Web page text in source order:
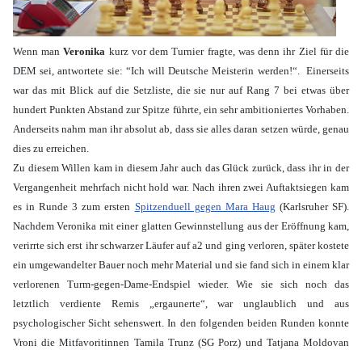
Wenn manVeronika kurz vor dem Turnier fragte, was denn ihr Ziel für die
DEM sei, antwortete sie: “Ich will Deutsche Meisterin werden!“. Einerseits
war das mit Blick auf die Setzliste, die sie nur auf Rang 7 bei etwas über
hundert Punkten Abstand zur Spitze führte, ein sehr ambitioniertes Vorhaben.
Anderseits nahm man ihr absolut ab, dass sie alles daran setzen würde, genau
dies zu erreichen.
Zu diesem Willen kam in diesem Jahr auch das Glück zurück, dass ihr in der
Vergangenheit mehrfach nicht hold war. Nach ihren zwei Auftaktsiegen kam
es in Runde 3 zum ersten Spitzenduell gegen Mara Haug (Karlsruher SF).
Nachdem Veronika mit einer glatten Gewinnstellung aus der Eröffnung kam,
verirrte sich erst ihr schwarzer Läufer auf a2 und ging verloren, später kostete
ein umgewandelter Bauer noch mehr Material und sie fand sich in einem klar
verlorenen Turm-gegen-Dame-Endspiel wieder. Wie sie sich noch das
letztlich verdiente Remis „ergaunerte“, war unglaublich und aus
psychologischer Sicht sehenswert. In den folgenden beiden Runden konnte
Vroni die Mitfavoritinnen Tamila Trunz (SG Porz) und Tatjana Moldovan